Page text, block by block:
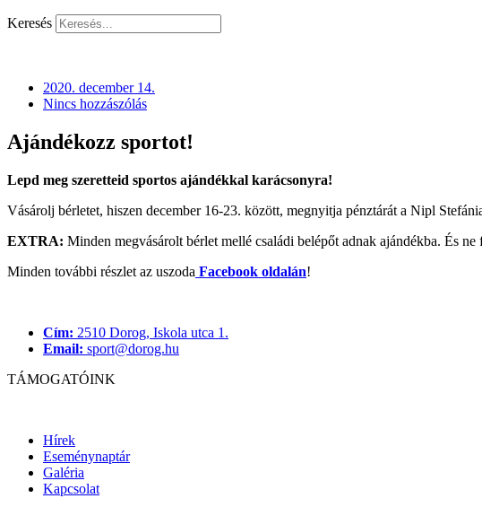
Keresés
2020. december 14.
Nincs hozzászólás
Ajándékozz sportot!
Lepd meg szeretteid sportos ajándékkal karácsonyra!
Vásárolj bérletet, hiszen december 16-23. között, megnyitja pénztárát a Nipl
EXTRA: Minden megvásárolt bérlet mellé családi belépőt adnak ajándékba. És
Minden további részlet az uszoda Facebook oldalán!
Cím: 2510 Dorog, Iskola utca 1.
Email: sport@dorog.hu
TÁMOGATÓINK
Hírek
Eseménynaptár
Galéria
Kapcsolat